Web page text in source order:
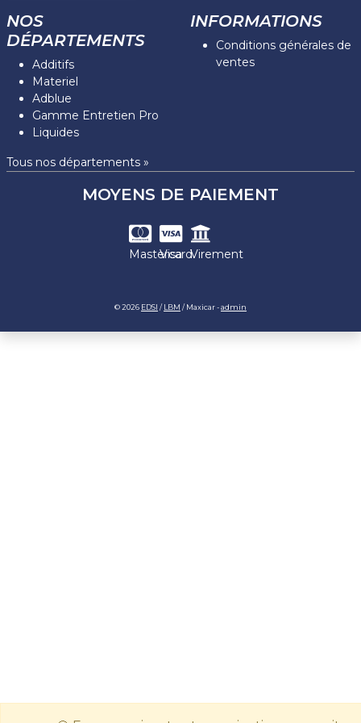
NOS
DÉPARTEMENTS
Additifs
Materiel
Adblue
Gamme Entretien Pro
Liquides
Tous nos départements »
INFORMATIONS
Conditions générales de
ventes
MOYENS DE PAIEMENT
Mastercard
Visa Virement
© 2026 EDSI /LBM / Maxicar -admin